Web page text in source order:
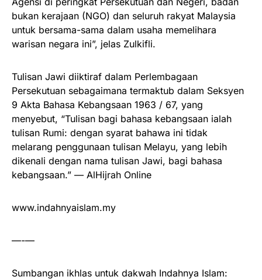
bukan kerajaan (NGO) dan seluruh rakyat Malaysia
untuk bersama-sama dalam usaha memelihara
warisan negara ini”, jelas Zulkifli.
Tulisan Jawi diiktiraf dalam Perlembagaan
Persekutuan sebagaimana termaktub dalam Seksyen
9 Akta Bahasa Kebangsaan 1963 / 67, yang
menyebut, “Tulisan bagi bahasa kebangsaan ialah
tulisan Rumi: dengan syarat bahawa ini tidak
melarang penggunaan tulisan Melayu, yang lebih
dikenali dengan nama tulisan Jawi, bagi bahasa
kebangsaan.” — AlHijrah Online
www.indahnyaislam.my
—-—
Sumbangan ikhlas untuk dakwah Indahnya Islam: